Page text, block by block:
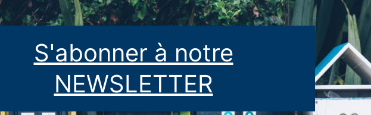
S'abonner à notre
NEWSLETTER